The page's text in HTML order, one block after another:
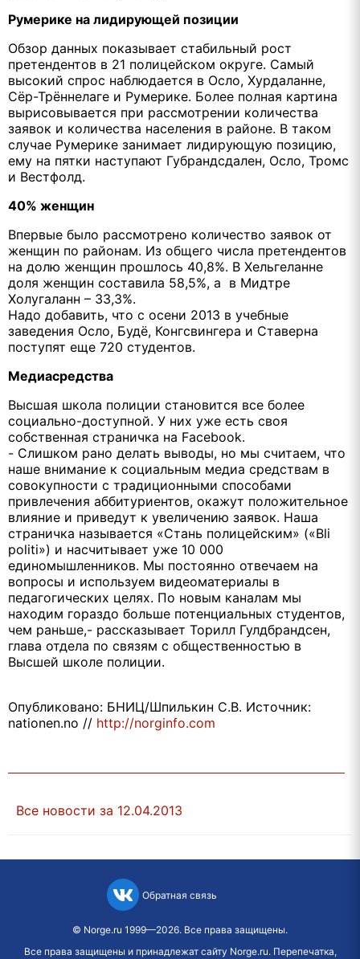
Румерике на лидирующей позиции
Обзор данных показывает стабильный рост
претендентов в 21 полицейском округе. Самый
высокий спрос наблюдается в Осло, Хурдаланне,
Сёр-Трённелаге и Румерике. Более полная картина
вырисовывается при рассмотрении количества
заявок и количества населения в районе. В таком
случае Румерике занимает лидирующую позицию,
ему на пятки наступают Губрандсдален, Осло, Тромс
и Вестфолд.
40% женщин
Впервые было рассмотрено количество заявок от
женщин по районам. Из общего числа претендентов
на долю женщин прошлось 40,8%. В Хельгеланне
доля женщин составила 58,5%, а в Мидтре
Холугаланн – 33,3%.
Надо добавить, что с осени 2013 в учебные
заведения Осло, Будё, Конгсвингера и Ставерна
поступят еще 720 студентов.
Медиасредства
Высшая школа полиции становится все более
социально-доступной. У них уже есть своя
собственная страничка на Facebook.
- Слишком рано делать выводы, но мы считаем, что
наше внимание к социальным медиа средствам в
совокупности с традиционными способами
привлечения аббитуриентов, окажут положительное
влияние и приведут к увеличению заявок. Наша
страничка называется «Стань полицейским» («Bli
politi») и насчитывает уже 10 000
единомышленников. Мы постоянно отвечаем на
вопросы и используем видеоматериалы в
педагогических целях. По новым каналам мы
находим гораздо больше потенциальных студентов,
чем раньше,- рассказывает Торилл Гулдбрандсен,
глава отдела по связям с общественностью в
Высшей школе полиции.
Опубликовано: БНИЦ/Шпилькин С.В. Источник:
nationen.no // http://norginfo.com
Все новости за 12.04.2013
Обратная связь
© Norge.ru 1999—2026. Все права защищены.
Все права защищены и принадлежат сайту Norge.ru. Перепечатка,